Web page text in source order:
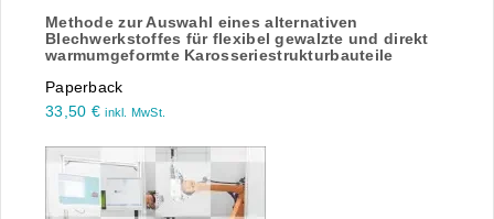
Methode zur Auswahl eines alternativen
Blechwerkstoffes für flexibel gewalzte und direkt
warmumgeformte Karosseriestrukturbauteile
Paperback
33,50 € inkl. MwSt.